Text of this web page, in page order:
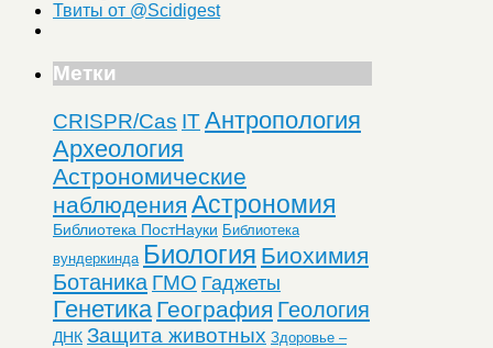
Твиты от @Scidigest
Метки
CRISPR/Cas ITАнтропология
Археология
Астрономические
наблюдения Астрономия
Библиотека ПостНауки Библиотека
вундеркинда Биология Биохимия
Ботаника ГМО Гаджеты
Генетика География Геология
ДНК Защита животных Здоровье –